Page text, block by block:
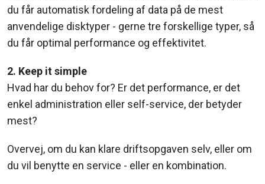
du får automatisk fordeling af data på de mest
anvendelige disktyper - gerne tre forskellige typer, så
du får optimal performance og effektivitet.
2. Keep it simple
Hvad har du behov for? Er det performance, er det
enkel administration eller self-service, der betyder
mest?
Overvej, om du kan klare driftsopgaven selv, eller om
du vil benytte en service - eller en kombination.